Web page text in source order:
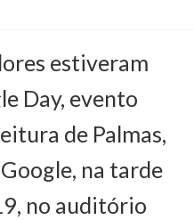
estiveram
Day, evento
de Palmas,
na tarde
no auditório